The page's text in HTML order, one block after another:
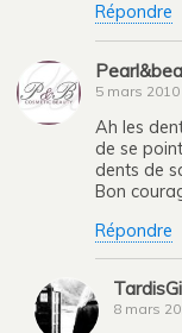
Répondre
5 mars 2010
Ah les
de se
dents de
Bon
Répondre
8 mars